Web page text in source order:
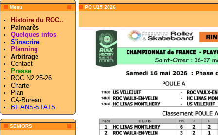
Menu
Histoire du ROC..
Palmarès
Quelques infos
S'inscrire
Planning
Arbitrage
Contact
Presse
ROC N2 25-26
Charte
Plan
CA-Bureau
BILANS-STATS
SENIORS
PO U15 2026